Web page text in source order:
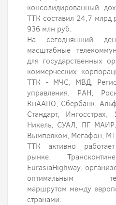
консолидированный
ТТК составил 24,7 млрд
936 млн руб.
На сегодняшний
масштабные
для государственных
коммерческих
ТТК - МЧС, МВД,
управления, РАН,
КнААПО, Сбербанк,
Стандарт,
Никель, СУАЛ, ПГ
Вымпелком, Мегафон,
ТТК активно
рынке.
EurasiaHighway,
оптимальным
маршрутом между
странами.